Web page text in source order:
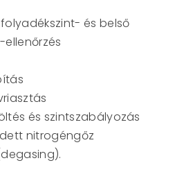
és belső
ellenőrzés
és szintszabályozás
nitrogéngőz